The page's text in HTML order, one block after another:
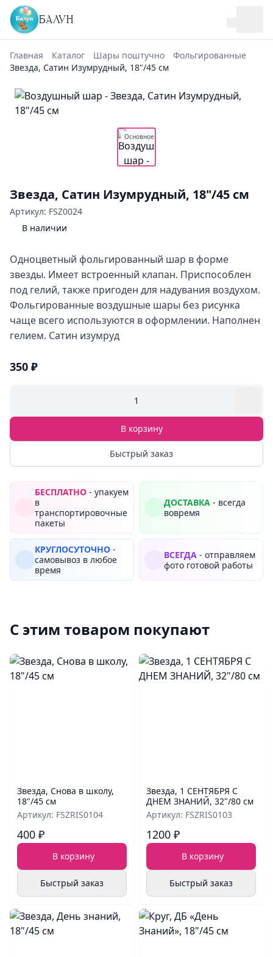
БАЛУН
Главная Каталог Шары поштучно
Фольгированные
Звезда, Сатин Изумрудный, 18"/45 см
Основное
Звезда, Сатин Изумрудный, 18"/45 см
Артикул: FSZ0024
В наличии
Одноцветный фольгированный шар в форме
звезды. Имеет встроенный клапан. Приспособлен
под гелий, также пригоден для надувания воздухом.
Фольгированные воздушные шары без рисунка
чаще всего используются в оформлении. Наполнен
гелием. Сатин изумруд
350 ₽
1
В корзину
Быстрый заказ
БЕСПЛАТНО - упакуем
в
транспортировочные
пакеты
ДОСТАВКА - всегда
вовремя
КРУГЛОСУТОЧНО -
самовывоз в любое
время
ВСЕГДА - отправляем
фото готовой работы
С этим товаром покупают
Звезда, Снова в школу,
18"/45 см
Артикул: FSZRIS0104
400 ₽
В корзину
Быстрый заказ
Звезда, 1 СЕНТЯБРЯ С
ДНЕМ ЗНАНИЙ, 32"/80 см
Артикул: FSZRIS0103
1200 ₽
В корзину
Быстрый заказ